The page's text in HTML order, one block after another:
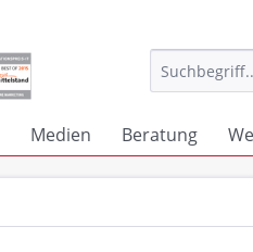
Medien Beratung